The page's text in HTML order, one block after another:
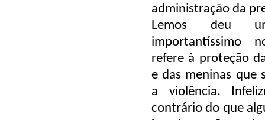
administração da
Lemos deu
importantíssimo
refere à proteção
e das meninas que
a violência.
contrário do que